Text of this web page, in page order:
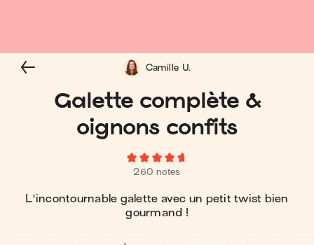
Galette complète &
oignons confits
260 notes
L'incontournable galette avec un petit twist bien
gourmand !
Camille U.